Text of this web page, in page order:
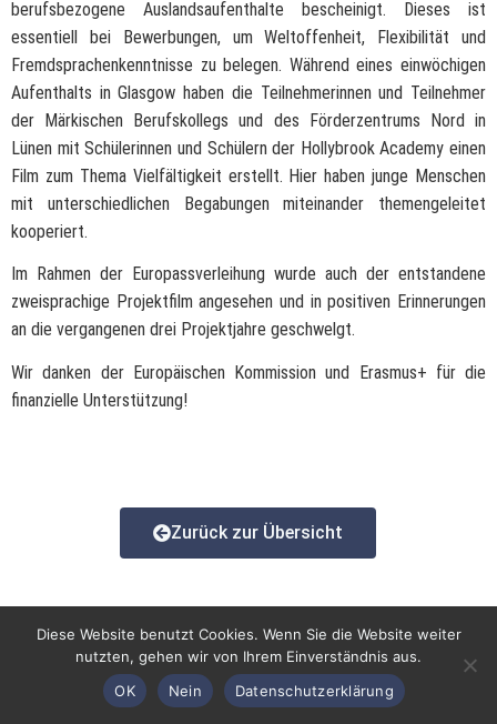
berufsbezogene Auslandsaufenthalte bescheinigt. Dieses ist
essentiell bei Bewerbungen, um Weltoffenheit, Flexibilität und
Fremdsprachenkenntnisse zu belegen. Während eines einwöchigen
Aufenthalts in Glasgow haben die Teilnehmerinnen und Teilnehmer
der Märkischen Berufskollegs und des Förderzentrums Nord in
Lünen mit Schülerinnen und Schülern der Hollybrook Academy einen
Film zum Thema Vielfältigkeit erstellt. Hier haben junge Menschen
mit unterschiedlichen Begabungen miteinander themengeleitet
kooperiert.
Im Rahmen der Europassverleihung wurde auch der entstandene
zweisprachige Projektfilm angesehen und in positiven Erinnerungen
an die vergangenen drei Projektjahre geschwelgt.
Wir danken der Europäischen Kommission und Erasmus+ für die
finanzielle Unterstützung!
Zurück zur Übersicht
Diese Website benutzt Cookies. Wenn Sie die Website weiter
nutzten, gehen wir von Ihrem Einverständnis aus.
OK
Nein Datenschutzerklärung